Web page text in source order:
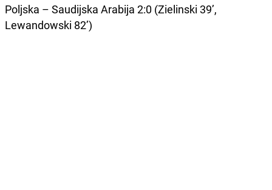
Poljska – Saudijska Arabija 2:0 (Zielinski 39’,
Lewandowski 82’)